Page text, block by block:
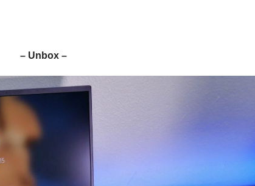
– Unbox –